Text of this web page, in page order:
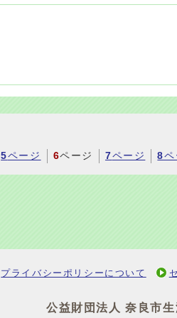
5ページ 6ページ 7ページ 8ペ
プライバシーポリシーについて
公益財団法人 奈良市